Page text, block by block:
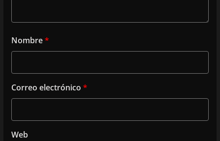
Nombre*
Correo electrónico *
Web